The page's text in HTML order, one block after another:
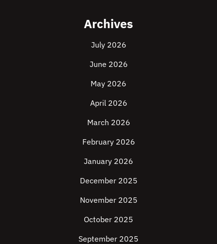
Archives
July 2026
June 2026
May 2026
April 2026
March 2026
February 2026
January 2026
December 2025
November 2025
October 2025
September 2025